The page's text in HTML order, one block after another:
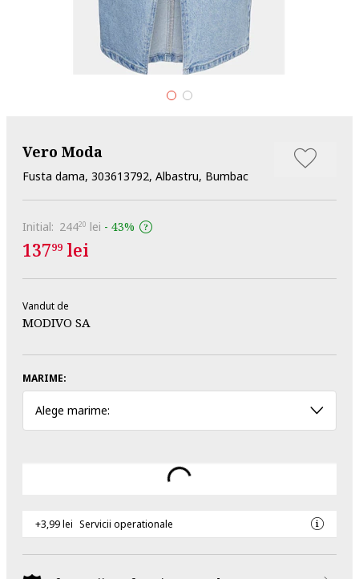
Vero Moda
Fusta dama, 303613792, Albastru, Bumbac
Initial: 24420 lei - 43%
13799 lei
Vandut de
MODIVO SA
MARIME:
Alege marime:
+3,99 lei Servicii operationale